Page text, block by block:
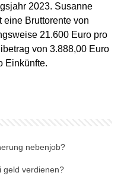
2023. Susanne
Bruttorente von
21.600 Euro pro
von 3.888,00 Euro
Einkünfte.
nebenjob?
geld verdienen?